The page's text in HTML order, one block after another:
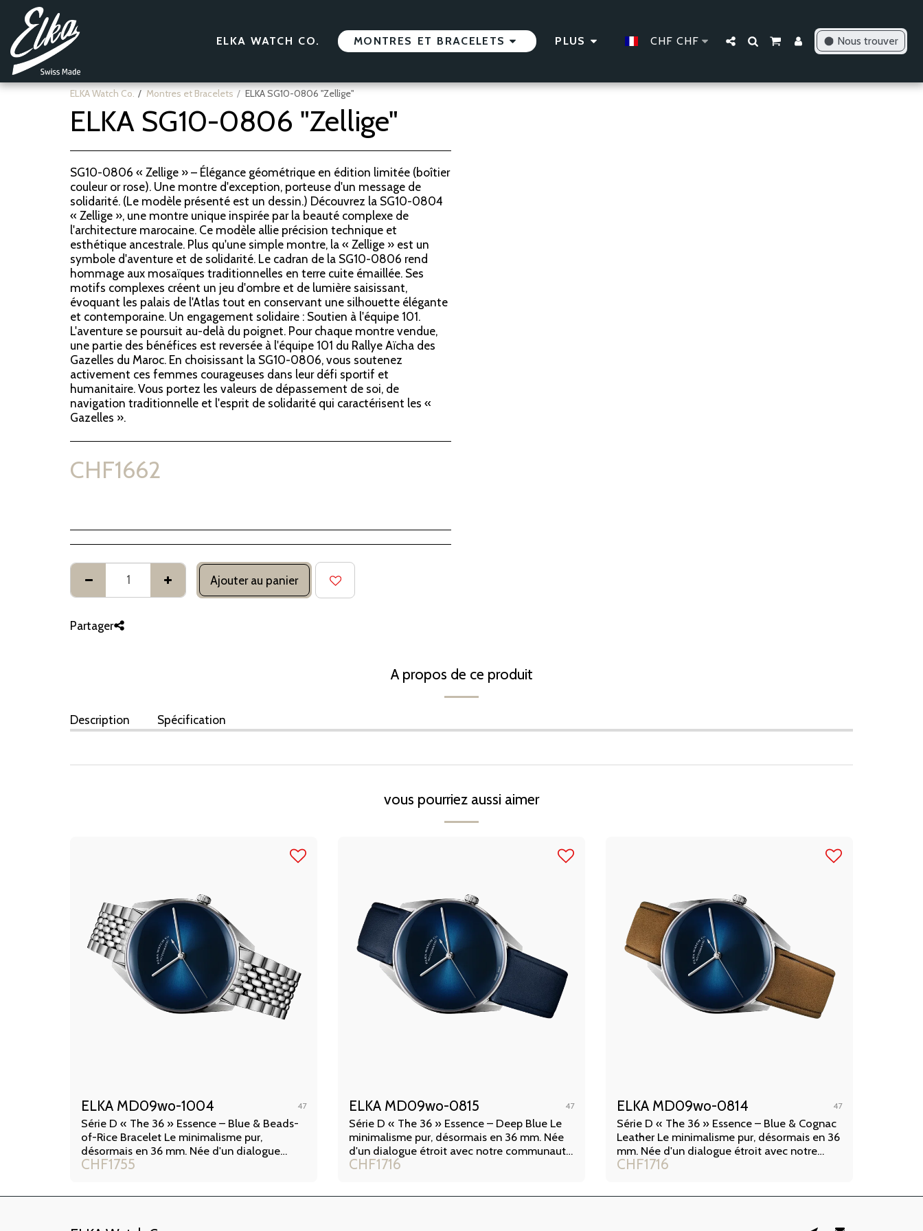
ELKA WATCH CO. MONTRES ET BRACELETS PLUS CHF CHF Nous trouver
ELKA Watch Co. Montres et Bracelets ELKA SG10-0806 "Zellige"
ELKA SG10-0806 "Zellige"
SG10-0806 « Zellige » – Élégance géométrique en édition limitée (boîtier
couleur or rose). Une montre d'exception, porteuse d'un message de
solidarité. (Le modèle présenté est un dessin.) Découvrez la SG10-0804
« Zellige », une montre unique inspirée par la beauté complexe de
l'architecture marocaine. Ce modèle allie précision technique et
esthétique ancestrale. Plus qu'une simple montre, la « Zellige » est un
symbole d'aventure et de solidarité. Le cadran de la SG10-0806 rend
hommage aux mosaïques traditionnelles en terre cuite émaillée. Ses
motifs complexes créent un jeu d'ombre et de lumière saisissant,
évoquant les palais de l'Atlas tout en conservant une silhouette élégante
et contemporaine. Un engagement solidaire : Soutien à l'équipe 101.
L'aventure se poursuit au-delà du poignet. Pour chaque montre vendue,
une partie des bénéfices est reversée à l'équipe 101 du Rallye Aïcha des
Gazelles du Maroc. En choisissant la SG10-0806, vous soutenez
activement ces femmes courageuses dans leur défi sportif et
humanitaire. Vous portez les valeurs de dépassement de soi, de
navigation traditionnelle et l'esprit de solidarité qui caractérisent les «
Gazelles ».
CHF1662
Ajouter au panier
Partager
A propos de ce produit
Description Spécification
vous pourriez aussi aimer
ELKA MD09wo-1004 47
Série D « The 36 » Essence – Blue & Beads-
of-Rice Bracelet Le minimalisme pur,
désormais en 36 mm. Née d'un dialogue
étroit avec notre communauté de
CHF1755
ELKA MD09wo-0815 47
Série D « The 36 » Essence – Deep Blue Le
minimalisme pur, désormais en 36 mm. Née
d'un dialogue étroit avec notre communauté
de collectionneurs, cette édition limitée à
CHF1716
ELKA MD09wo-0814 47
Série D « The 36 » Essence – Blue & Cognac
Leather Le minimalisme pur, désormais en 36
mm. Née d'un dialogue étroit avec notre
communauté de collectionneurs, cette
CHF1716